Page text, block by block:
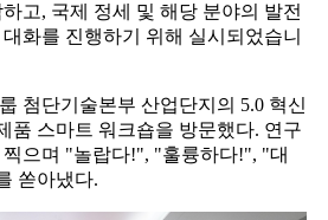
고, 국제 정세 및 해당 분야의 발전
화를 진행하기 위해 실시되었습니
첨단기술본부 산업단지의 5.0 혁신
품 스마트 워크숍을 방문했다. 연구
으며 "놀랍다!", "훌륭하다!", "대
쏟아냈다.